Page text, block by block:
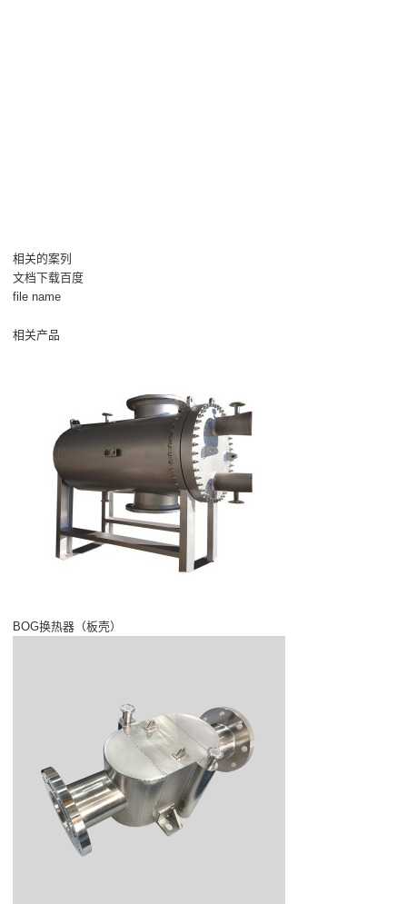
相关的案列
文档下载百度
file name
相关产品
BOG换热器（板壳）